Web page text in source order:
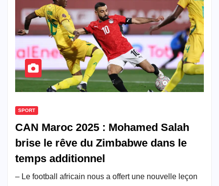
SPORT
CAN Maroc 2025 : Mohamed Salah
brise le rêve du Zimbabwe dans le
temps additionnel
– Le football africain nous a offert une nouvelle leçon